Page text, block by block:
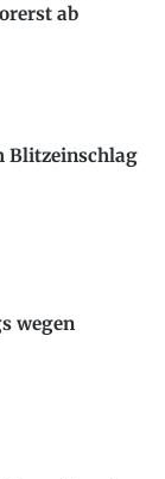
ab
Blitzeinschlag
wegen